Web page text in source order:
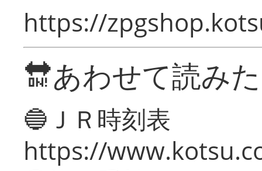
https://
🔛あわせて読み
🔵ＪＲ時刻表
https://